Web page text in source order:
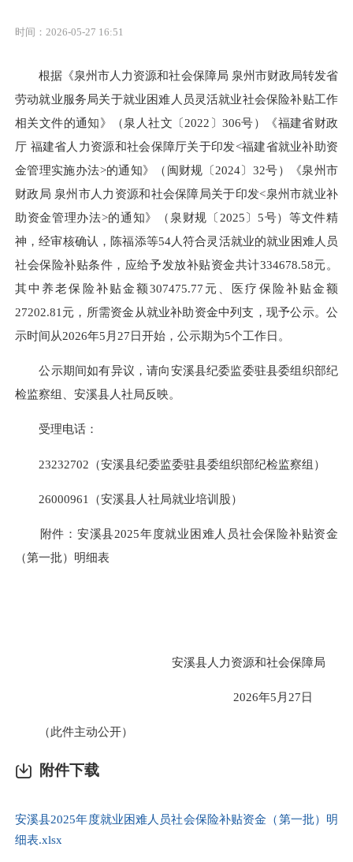
时间：2026-05-27 16:51
根据《泉州市人力资源和社会保障局 泉州市财政局转发省
劳动就业服务局关于就业困难人员灵活就业社会保险补贴工作
相关文件的通知》（泉人社文〔2022〕306号）《福建省财政
厅 福建省人力资源和社会保障厅关于印发<福建省就业补助资
金管理实施办法>的通知》（闽财规〔2024〕32号）《泉州市
财政局 泉州市人力资源和社会保障局关于印发<泉州市就业补
助资金管理办法>的通知》（泉财规〔2025〕5号）等文件精
神，经审核确认，陈福添等54人符合灵活就业的就业困难人员
社会保险补贴条件，应给予发放补贴资金共计334678.58元。
其中养老保险补贴金额307475.77元、医疗保险补贴金额
27202.81元，所需资金从就业补助资金中列支，现予公示。公
示时间从2026年5月27日开始，公示期为5个工作日。
公示期间如有异议，请向安溪县纪委监委驻县委组织部纪
检监察组、安溪县人社局反映。
受理电话：
23232702 （安溪县纪委监委驻县委组织部纪检监察组）
26000961（安溪县人社局就业培训股）
附件：安溪县2025年度就业困难人员社会保险补贴资金
（第一批）明细表
安溪县人力资源和社会保障局
2026年5月27日
（此件主动公开）
附件下载
安溪县2025年度就业困难人员社会保险补贴资金（第一批）明
细表.xlsx